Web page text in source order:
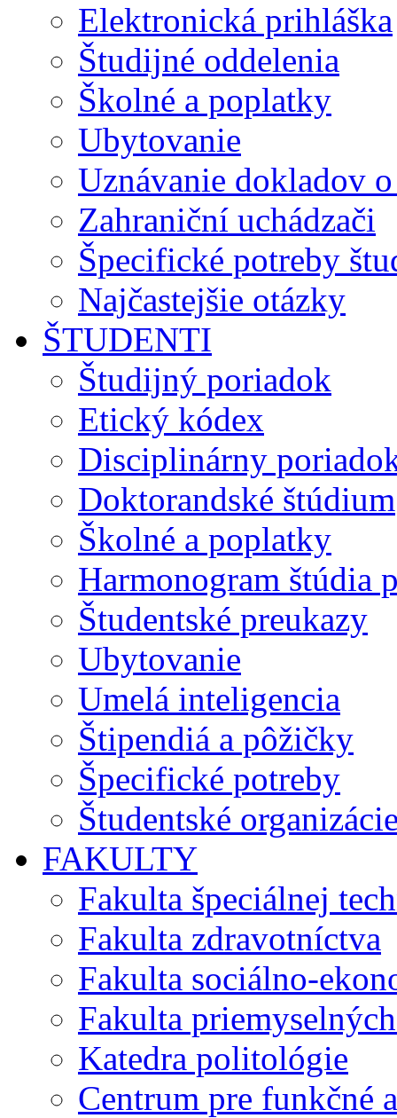
Elektronická prihláška
Študijné oddelenia
Školné a poplatky
Ubytovanie
Uznávanie dokladov
Zahraniční uchádzači
Špecifické potreby
Najčastejšie otázky
ŠTUDENTI
Študijný poriadok
Etický kódex
Disciplinárny
Doktorandské štúdium
Školné a poplatky
Harmonogram štúdia
Študentské preukazy
Ubytovanie
Umelá inteligencia
Štipendiá a pôžičky
Špecifické potreby
Študentské
FAKULTY
Fakulta špeciálnej
Fakulta zdravotníctva
Fakulta sociálno-
Fakulta
Katedra politológie
Centrum pre funkčné